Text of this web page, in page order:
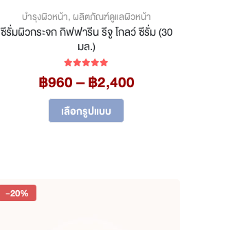
บำรุงผิวหน้า, ผลิตภัณฑ์ดูแลผิวหน้า
ซีรั่มผิวกระจก กิฟฟารีน รีจู โกลว์ ซีรั่ม (30
มล.)
฿960–฿2,400Price
เลือกรูปแบบ
-20%